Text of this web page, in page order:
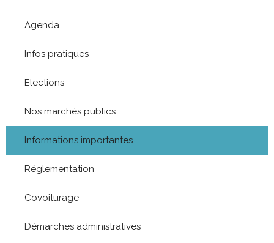
Agenda
Infos pratiques
Elections
Nos marchés publics
Informations importantes
Réglementation
Covoiturage
Démarches administratives